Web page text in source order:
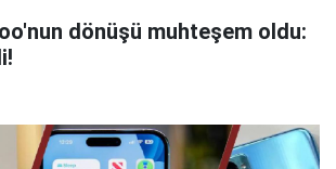
dönüşü muhteşem oldu: